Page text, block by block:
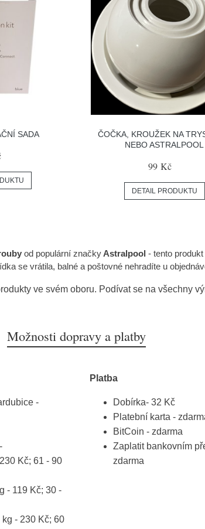
SADA
ČOČKA, KROUŽEK NA
NEBO ASTRALPOOL
99 Kč
DETAIL PRODUKTU
od populární značky Astralpool - tento
se vrátila, balné a poštovné nehradíte u
ve svém oboru. Podívat se na všechny
Možnosti dopravy a platby
-
Kč; 61 - 90
- 119 Kč; 30 -
- 230 Kč; 60
Platba
Dobírka- 32 Kč
Platební karta -
BitCoin - zdarma
Zaplatit bankovním
zdarma